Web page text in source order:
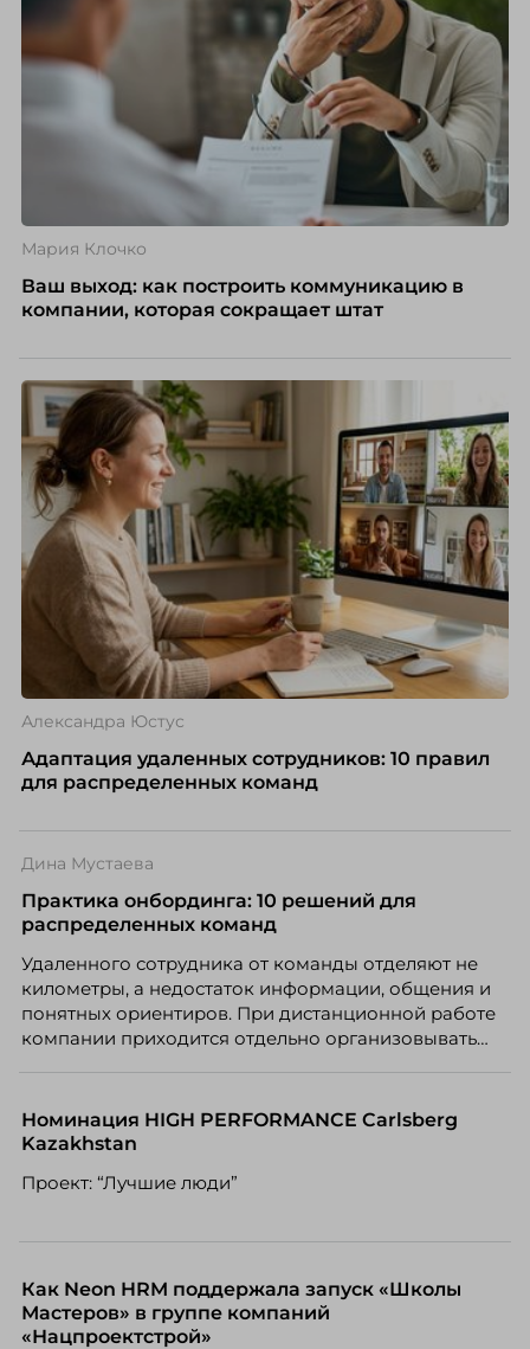
Мария Клочко
Ваш выход: как построить коммуникацию в
компании, которая сокращает штат
Александра Юстус
Адаптация удаленных сотрудников: 10 правил
для распределенных команд
Дина Мустаева
Практика онбординга: 10 решений для
распределенных команд
Удаленного сотрудника от команды отделяют не
километры, а недостаток информации, общения и
понятных ориентиров. При дистанционной работе
компании приходится отдельно организовывать
по работе с персоналом Инфомаксимум,
рассказывает, как выстроить адаптацию
бесконечных созвонов.
Номинация HIGH PERFORMANCE Carlsberg
Kazakhstan
Проект: “Лучшие люди”
Как Neon HRM поддержала запуск «Школы
Мастеров» в группе компаний
«Нацпроектстрой»